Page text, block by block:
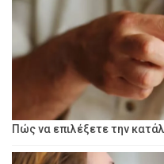
Πώς να επιλέξετε την